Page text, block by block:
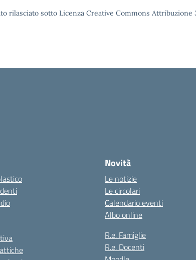
rilasciato sotto Licenza Creative Commons Attribuzione
Novità
Le notizie
Le circolari
Calendario eventi
Albo online
R.e. Famiglie
R.e. Docenti